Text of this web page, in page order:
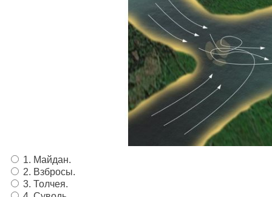
1. Майдан.
2. Взбросы.
3. Толчея.